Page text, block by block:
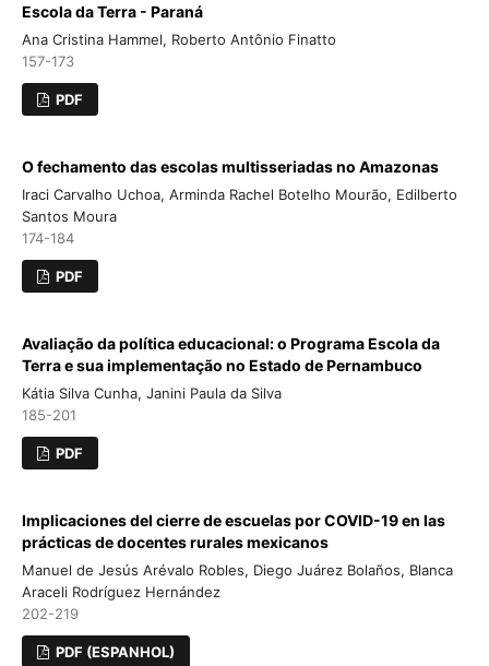
Escola da Terra - Paraná
Ana Cristina Hammel, Roberto Antônio Finatto
157-173
PDF
O fechamento das escolas multisseriadas no Amazonas
Iraci Carvalho Uchoa, Arminda Rachel Botelho Mourão, Edilberto
Santos Moura
174-184
PDF
Avaliação da política educacional: o Programa Escola da
Terra e sua implementação no Estado de Pernambuco
Kátia Silva Cunha, Janini Paula da Silva
185-201
PDF
Implicaciones del cierre de escuelas por COVID-19 en las
prácticas de docentes rurales mexicanos
Manuel de Jesús Arévalo Robles, Diego Juárez Bolaños, Blanca
Araceli Rodríguez Hernández
202-219
PDF (ESPANHOL)